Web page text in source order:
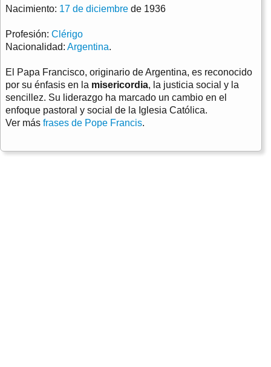
Nacimiento: 17 de diciembre de 1936
Profesión: Clérigo
Nacionalidad: Argentina.
El Papa Francisco, originario de Argentina, es reconocido
por su énfasis en la misericordia, la justicia social y la
sencillez. Su liderazgo ha marcado un cambio en el
enfoque pastoral y social de la Iglesia Católica.
Ver más frases de Pope Francis.